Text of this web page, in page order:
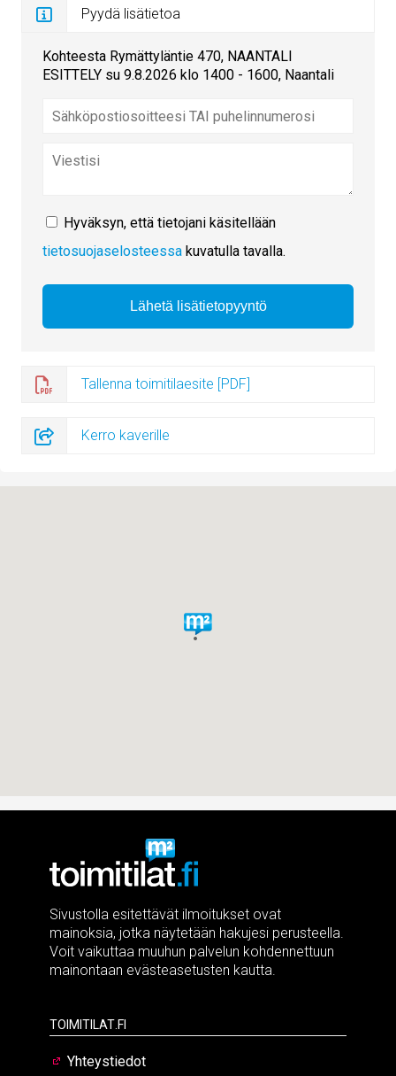
Pyydä lisätietoa
Kohteesta Rymättyläntie 470, NAANTALI
ESITTELY su 9.8.2026 klo 1400 - 1600, Naantali
Hyväksyn, että tietojani käsitellään
tietosuojaselosteessa kuvatulla tavalla.
Tallenna toimitilaesite [PDF]
Kerro kaverille
Sivustolla esitettävät ilmoitukset ovat
mainoksia, jotka näytetään hakujesi perusteella.
Voit vaikuttaa muuhun palvelun kohdennettuun
mainontaan evästeasetusten kautta.
Toimitilat.fi
Yhteystiedot